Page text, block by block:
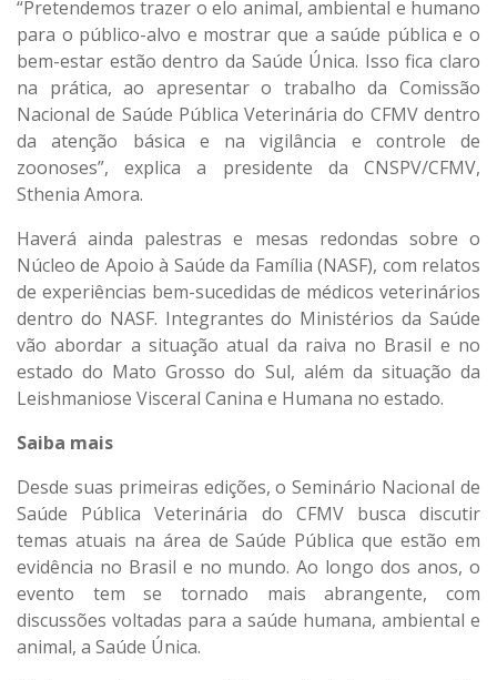
“Pretendemos trazer o elo animal, ambiental e humano
para o público-alvo e mostrar que a saúde pública e o
bem-estar estão dentro da Saúde Única. Isso fica claro
na prática, ao apresentar o trabalho da Comissão
Nacional de Saúde Pública Veterinária do CFMV dentro
da atenção básica e na vigilância e controle de
zoonoses”, explica a presidente da CNSPV/CFMV,
Sthenia Amora.
Haverá ainda palestras e mesas redondas sobre o
Núcleo de Apoio à Saúde da Família (NASF), com relatos
de experiências bem-sucedidas de médicos veterinários
dentro do NASF. Integrantes do Ministérios da Saúde
vão abordar a situação atual da raiva no Brasil e no
estado do Mato Grosso do Sul, além da situação da
Leishmaniose Visceral Canina e Humana no estado.
Saiba mais
Desde suas primeiras edições, o Seminário Nacional de
Saúde Pública Veterinária do CFMV busca discutir
temas atuais na área de Saúde Pública que estão em
evidência no Brasil e no mundo. Ao longo dos anos, o
evento tem se tornado mais abrangente, com
discussões voltadas para a saúde humana, ambiental e
animal, a Saúde Única.